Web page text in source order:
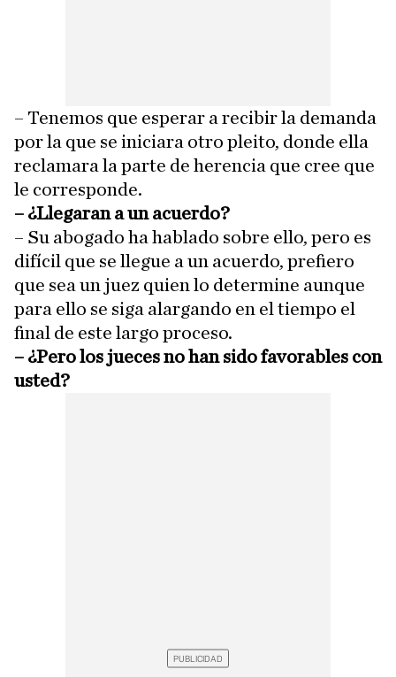
– Tenemos que esperar a recibir la demanda
por la que se iniciara otro pleito, donde ella
reclamara la parte de herencia que cree que
le corresponde.
– ¿Llegaran a un acuerdo?
– Su abogado ha hablado sobre ello, pero es
difícil que se llegue a un acuerdo, prefiero
que sea un juez quien lo determine aunque
para ello se siga alargando en el tiempo el
final de este largo proceso.
– ¿Pero los jueces no han sido favorables con
usted?